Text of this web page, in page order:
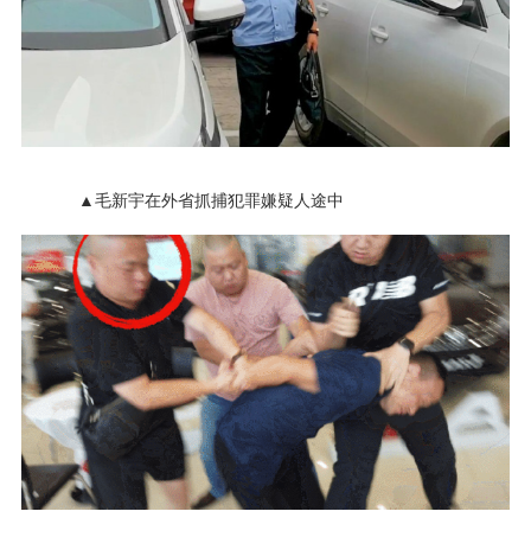
▲毛新宇在外省抓捕犯罪嫌疑人途中